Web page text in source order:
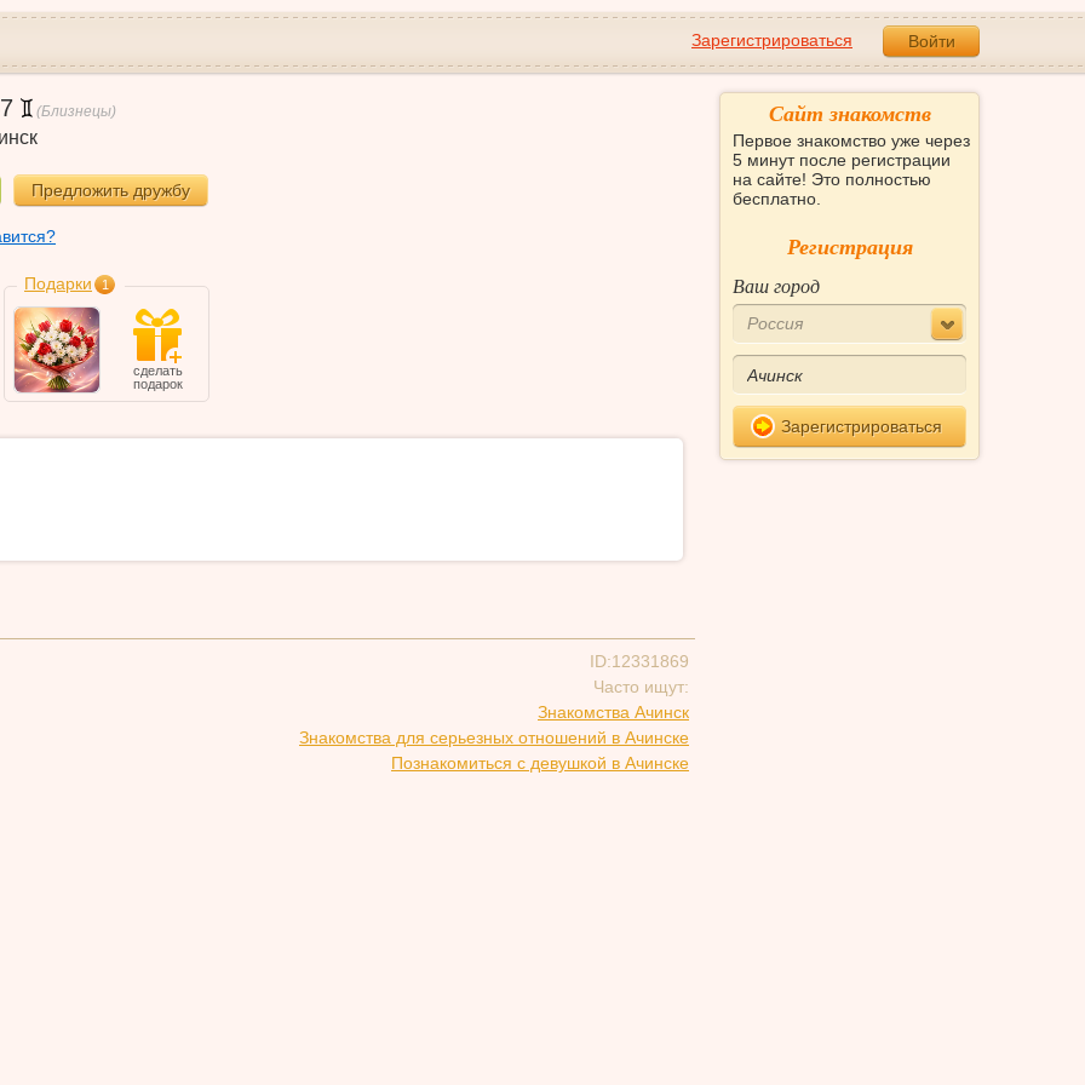
Зарегистрироваться Войти
(Близнецы)
Предложить дружбу
Подарки 1
сделать
подарок
ID:12331869
Часто ищут:
Знакомства Ачинск
Знакомства для серьезных отношений в Ачинске
Познакомиться с девушкой в Ачинске
Сайт знакомств
Первое знакомство уже через
5 минут после регистрации
на сайте! Это полностью
бесплатно.
Регистрация
Ваш город
Россия
Зарегистрироваться